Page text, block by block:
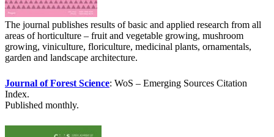
The journal publishes results of basic and applied research from all
areas of horticulture – fruit and vegetable growing, mushroom
growing, viniculture, floriculture, medicinal plants, ornamentals,
garden and landscape architecture.
Journal of Forest Science: WoS – Emerging Sources Citation
Index.
Published monthly.